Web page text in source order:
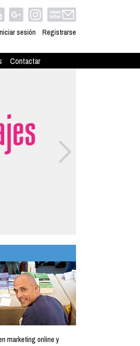
sesión Registrarse
Contactar
marketing online y